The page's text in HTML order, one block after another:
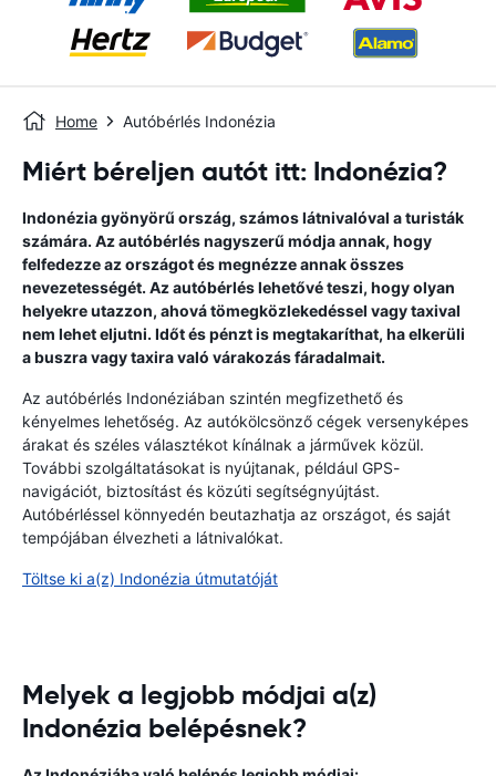
Home Autóbérlés Indonézia
Miért béreljen autót itt: Indonézia?
Indonézia gyönyörű ország, számos látnivalóval a turisták
számára. Az autóbérlés nagyszerű módja annak, hogy
felfedezze az országot és megnézze annak összes
nevezetességét. Az autóbérlés lehetővé teszi, hogy olyan
helyekre utazzon, ahová tömegközlekedéssel vagy taxival
nem lehet eljutni. Időt és pénzt is megtakaríthat, ha elkerüli
a buszra vagy taxira való várakozás fáradalmait.
Az autóbérlés Indonéziában szintén megfizethető és
kényelmes lehetőség. Az autókölcsönző cégek versenyképes
árakat és széles választékot kínálnak a járművek közül.
További szolgáltatásokat is nyújtanak, például GPS-
navigációt, biztosítást és közúti segítségnyújtást.
Autóbérléssel könnyedén beutazhatja az országot, és saját
tempójában élvezheti a látnivalókat.
Töltse ki a(z) Indonézia útmutatóját
Melyek a legjobb módjai a(z)
Indonézia belépésnek?